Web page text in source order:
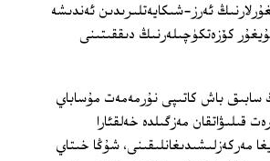
ئەرز-شىكايەتلىرىدىن ئەندىشە
كۆزەتكۈچىلەرنىڭ دىققىتىنى
سابىق باش كاتىپى نۇرمەمەت مۇساباي
قىلىۋاتقان مەزگىلدە خەلقئارا
مەركەزلىشىدىغانلىقىنى، شۇڭا خىتاي